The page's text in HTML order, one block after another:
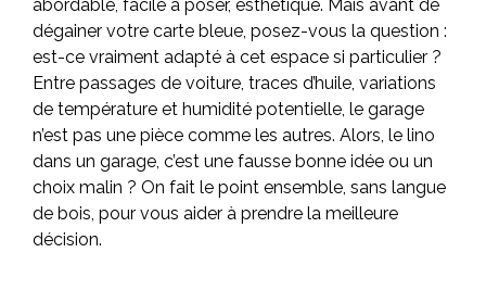
abordable, facile à poser, esthétique. Mais avant de
dégainer votre carte bleue, posez-vous la question :
est-ce vraiment adapté à cet espace si particulier ?
Entre passages de voiture, traces d’huile, variations
de température et humidité potentielle, le garage
n’est pas une pièce comme les autres. Alors, le lino
dans un garage, c’est une fausse bonne idée ou un
choix malin ? On fait le point ensemble, sans langue
de bois, pour vous aider à prendre la meilleure
décision.